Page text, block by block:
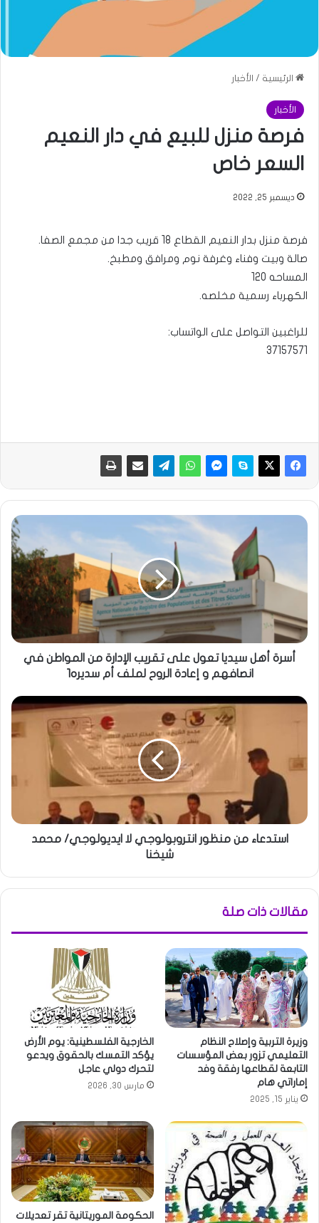
الرئيسية / الأخبار
الأخبار
فرصة منزل للبيع في دار النعيم
السعر خاص
ديسمبر 25, 2022
فرصة منزل بدار النعيم القطاع 18 قريب جدا من مجمع الصفا.
صالة وبيت وفناء وغرفة نوم ومرافق ومطبخ.
المساحه 120
الكهرباء رسمية مخلصه.
للراغبين التواصل على الواتساب:
37157571
أسرة أهل سيديا تعول على تقريب الإدارة من المواطن في
انصافهم و إعادة الروح لملف أم سديره1
استدعاء من منظور انتروبولوجي لا ايديولوجي/ محمد
شيخنا
مقالات ذات صلة
وزيرة التربية وإصلاح النظام
التعليمي تزور بعض المؤسسات
التابعة لقطاعها رفقة وفد
إماراتي هام
يناير 15, 2025
الخارجية الفلسطينية: يوم الأرض
يؤكد التمسك بالحقوق ويدعو
لتحرك دولي عاجل
مارس 30, 2026
الحكومة الموريتانية تقر تعديلات